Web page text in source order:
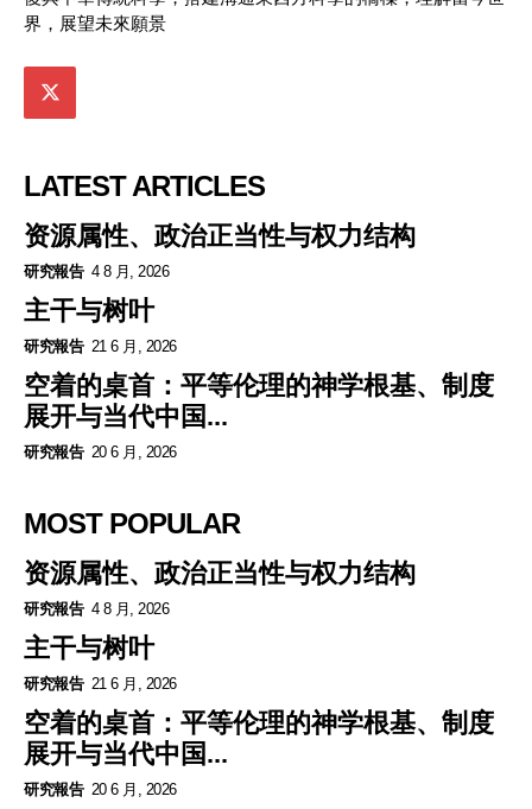
界，展望未來願景
LATEST ARTICLES
资源属性、政治正当性与权力结构
研究報告 4 8 月, 2026
主干与树叶
研究報告 21 6 月, 2026
空着的桌首：平等伦理的神学根基、制度
展开与当代中国...
研究報告 20 6 月, 2026
MOST POPULAR
资源属性、政治正当性与权力结构
研究報告 4 8 月, 2026
主干与树叶
研究報告 21 6 月, 2026
空着的桌首：平等伦理的神学根基、制度
展开与当代中国...
研究報告 20 6 月, 2026